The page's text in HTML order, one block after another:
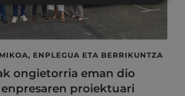
ENPLEGUA ETA BERRIKUNTZA
ongietorria eman dio
enpresaren proiektuari